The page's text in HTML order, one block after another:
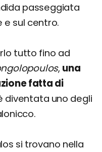
passeggiata
e sul centro.
tutto fino ad
, una
fatta di
diventata uno degli
si trovano nella